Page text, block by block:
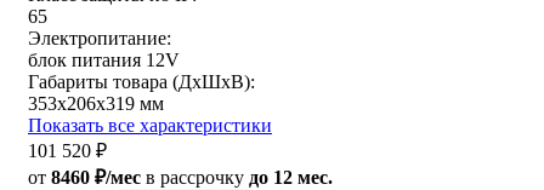
65
Электропитание:
блок питания 12V
Габариты товара (ДxШxВ):
353x206x319 мм
Показать все характеристики
101 520 ₽
от 8460 ₽/мес в рассрочку до 12 мес.